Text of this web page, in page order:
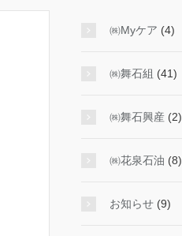
㈱Myケア (4)
㈱舞石組 (41)
㈱舞石興産 (2)
㈱花泉石油 (8)
お知らせ (9)